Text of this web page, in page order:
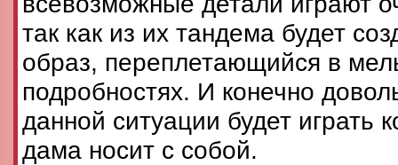
так как из их тандема будет
образ, переплетающийся в
подробностях. И конечно
данной ситуации будет играть
дама носит с собой.